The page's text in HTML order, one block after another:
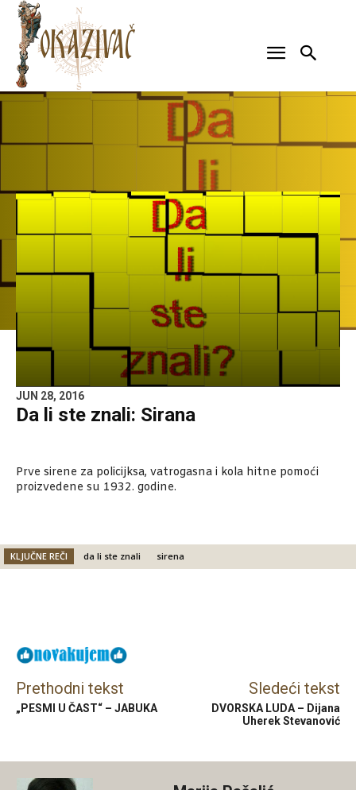
JUN 28, 2016
Da li ste znali: Sirana
Prve sirene za policijksa, vatrogasna i kola hitne pomoći
proizvedene su 1932. godine.
KLJUČNE REČI da li ste znali sirena
Prethodni tekst
„PESMI U ČAST“ – JABUKA
Sledeći tekst
DVORSKA LUDA – Dijana
Uherek Stevanović